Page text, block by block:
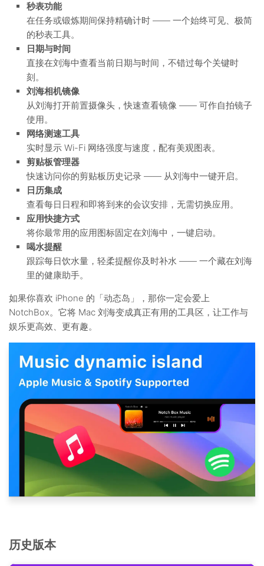
秒表功能
在任务或锻炼期间保持精确计时 —— 一个始终可见、极简
的秒表工具。
日期与时间
直接在刘海中查看当前日期与时间，不错过每个关键时
刻。
刘海相机镜像
从刘海打开前置摄像头，快速查看镜像 —— 可作自拍镜子
使用。
网络测速工具
实时显示 Wi-Fi 网络强度与速度，配有美观图表。
剪贴板管理器
快速访问你的剪贴板历史记录 —— 从刘海中一键开启。
日历集成
查看每日日程和即将到来的会议安排，无需切换应用。
应用快捷方式
将你最常用的应用图标固定在刘海中，一键启动。
喝水提醒
跟踪每日饮水量，轻柔提醒你及时补水 —— 一个藏在刘海
里的健康助手。
如果你喜欢 iPhone 的「动态岛」，那你一定会爱上
NotchBox。它将 Mac 刘海变成真正有用的工具区，让工作与
娱乐更高效、更有趣。
历史版本